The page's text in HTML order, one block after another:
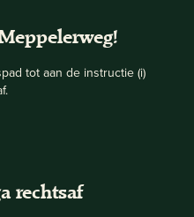
tot aan de instructie (i)
rechtsaf